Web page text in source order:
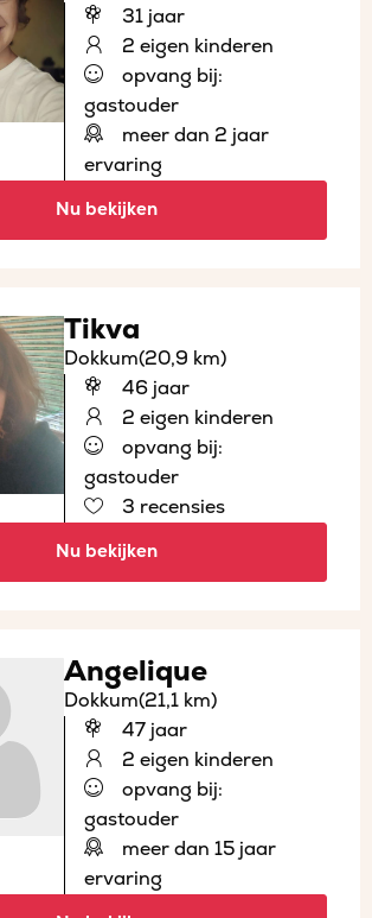
31 jaar
2 eigen kinderen
opvang bij:
gastouder
meer dan 2 jaar
ervaring
Nu bekijken
Tikva
Dokkum(20,9 km)
46 jaar
2 eigen kinderen
opvang bij:
gastouder
3 recensies
Nu bekijken
Angelique
Dokkum(21,1 km)
47 jaar
2 eigen kinderen
opvang bij:
gastouder
meer dan 15 jaar
ervaring